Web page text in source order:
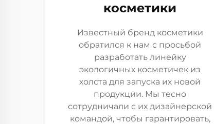
косметики
Известный бренд косметики
обратился к нам с просьбой
разработать линейку
экологичных косметичек из
холста для запуска их новой
продукции. Мы тесно
сотрудничали с их дизайнерской
командой, чтобы гарантировать,